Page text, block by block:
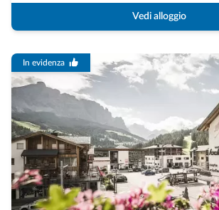
Vedi alloggio
In evidenza